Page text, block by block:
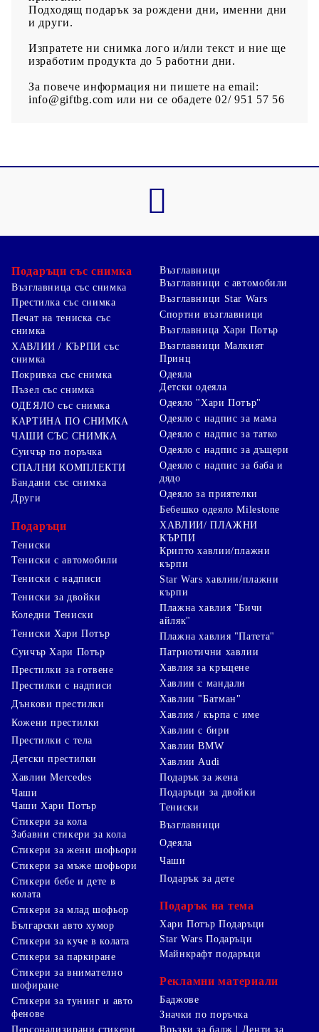
Подходящ подарък за рождени дни, именни дни
и други.
Изпратете ни снимка лого и/или текст и ние ще
изработим продукта до 5 работни дни.
За повече информация ни пишете на email:
info@giftbg.com или ни се обадете 02/ 951 57 56
Подаръци със снимка
Възглавница със снимка
Престилка със снимка
Печат на тениска със
снимка
ХАВЛИИ / КЪРПИ със
снимка
Покривка със снимка
Пъзел със снимка
ОДЕЯЛО със снимка
КАРТИНА ПО СНИМКА
ЧАШИ СЪС СНИМКА
Суичър по поръчка
СПАЛНИ КОМПЛЕКТИ
Бандани със снимка
Други
Подаръци
Тениски
Тениски с автомобили
Тениски с надписи
Тениски за двойки
Коледни Тениски
Тениски Хари Потър
Суичър Хари Потър
Престилки за готвене
Престилки с надписи
Дънкови престилки
Кожени престилки
Престилки с тела
Детски престилки
Възглавници
Възглавници с автомобили
Възглавници Star Wars
Спортни възглавници
Възглавница Хари Потър
Възглавници Малкият
Принц
Одеяла
Детски одеяла
Одеяло "Хари Потър"
Одеяло с надпис за мама
Одеяло с надпис за татко
Одеяло с надпис за дъщери
Одеяло с надпис за баба и
дядо
Одеяло за приятелки
Бебешко одеяло Milestone
ХАВЛИИ/ ПЛАЖНИ
КЪРПИ
Крипто хавлии/плажни
кърпи
Star Wars хавлии/плажни
кърпи
Плажна хавлия "Бичи
айляк"
Плажна хавлия "Патета"
Патриотични хавлии
Хавлия за кръщене
Хавлии с мандали
Хавлии "Батман"
Хавлия / кърпа с име
Хавлии с бири
Хавлии BMW
Хавлии Audi
Хавлии Mercedes
Чаши
Чаши Хари Потър
Стикери за кола
Забавни стикери за кола
Стикери за жени шофьори
Стикери за мъже шофьори
Стикери бебе и дете в
колата
Стикери за млад шофьор
Български авто хумор
Стикери за куче в колата
Стикери за паркиране
Стикери за внимателно
шофиране
Стикери за тунинг и авто
фенове
Персонализирани стикери
Подарък за жена
Подаръци за двойки
Тениски
Възглавници
Одеяла
Чаши
Подарък за дете
Подарък на тема
Хари Потър Подаръци
Star Wars Подаръци
Майнкрафт подаръци
Рекламни материали
Баджове
Значки по поръчка
Връзки за бадж | Ленти за